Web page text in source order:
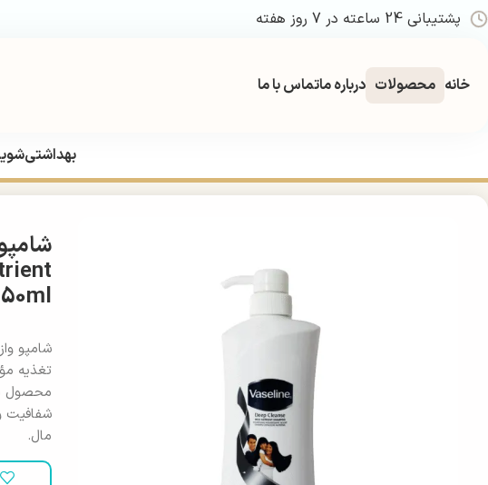
پشتیبانی 24 ساعته در 7 روز هفته
خانه محصولات درباره ماتماس با ما
بهداشتی
خانه بهداشتی مراقبت و زیبایی مو شامپو شامپو وازلین دیپ کلینز 650 میل | Vaseline Deep Cleanse Milk Nutrient Shampoo 650ml
شامپو
تغذیه
شفافیت
مال.